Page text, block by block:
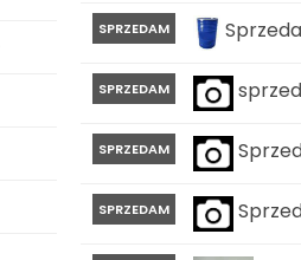
SPRZEDAM
SPRZEDAM
SPRZEDAM
SPRZEDAM